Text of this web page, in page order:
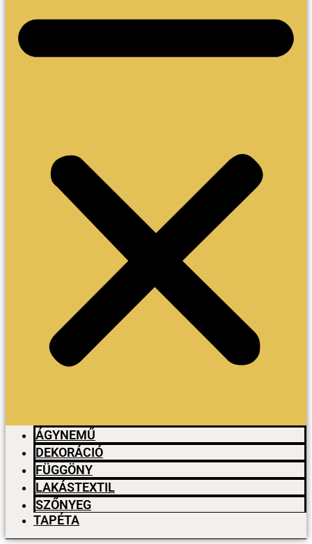
ÁGYNEMŰ
DEKORÁCIÓ
FÜGGÖNY
LAKÁSTEXTIL
SZŐNYEG
TAPÉTA